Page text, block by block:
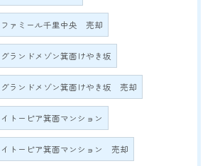
ファミール千里中央 売却
グランドメゾン箕面けやき坂
グランドメゾン箕面けやき坂 売却
イトーピア箕面マンション
イトーピア箕面マンション 売却